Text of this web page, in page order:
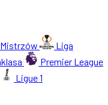
Liga
Premier League
Ligue 1